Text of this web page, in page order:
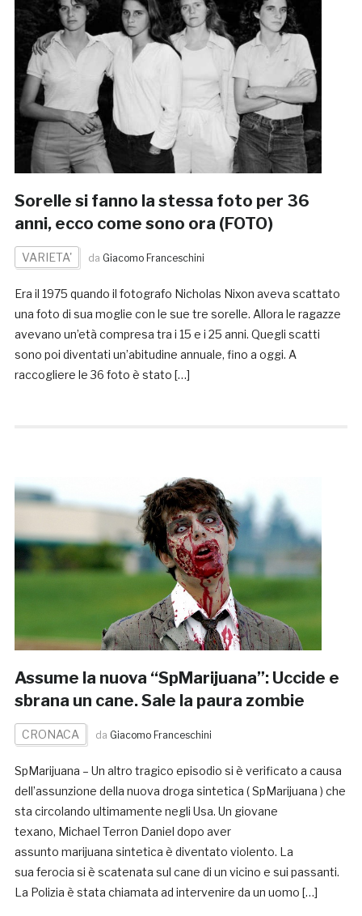
Sorelle si fanno la stessa foto per 36
anni, ecco come sono ora (FOTO)
VARIETA' da Giacomo Franceschini
Era il 1975 quando il fotografo Nicholas Nixon aveva scattato
una foto di sua moglie con le sue tre sorelle. Allora le ragazze
avevano un’età compresa tra i 15 e i 25 anni. Quegli scatti
sono poi diventati un’abitudine annuale, fino a oggi. A
raccogliere le 36 foto è stato […]
Assume la nuova “SpMarijuana”: Uccide e
sbrana un cane. Sale la paura zombie
CRONACA da Giacomo Franceschini
SpMarijuana – Un altro tragico episodio si è verificato a causa
dell’assunzione della nuova droga sintetica ( SpMarijuana ) che
sta circolando ultimamente negli Usa. Un giovane
texano, Michael Terron Daniel dopo aver
assunto marijuana sintetica è diventato violento. La
sua ferocia si è scatenata sul cane di un vicino e sui passanti.
La Polizia è stata chiamata ad intervenire da un uomo […]